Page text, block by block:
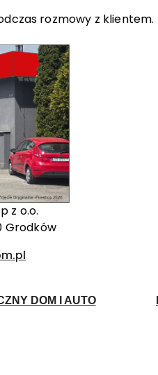
rozmowy z klientem.
z o.o.
Grodków
DOM I AUTO